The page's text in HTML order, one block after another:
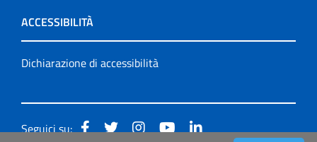
ACCESSIBILITÀ
Dichiarazione di accessibilità
Seguici su: